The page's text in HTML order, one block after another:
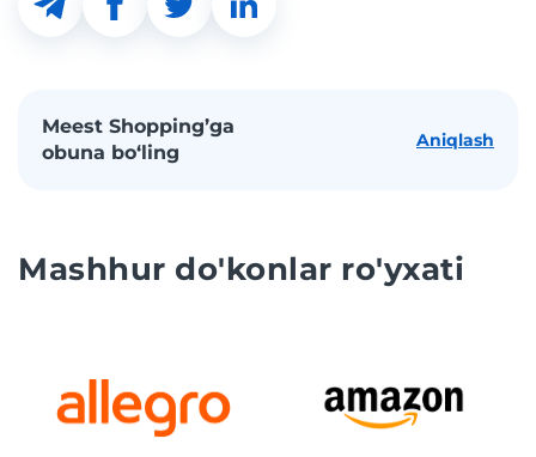
Meest Shopping’ga
obuna bo‘ling
Aniqlash
Mashhur do'konlar ro'yxati